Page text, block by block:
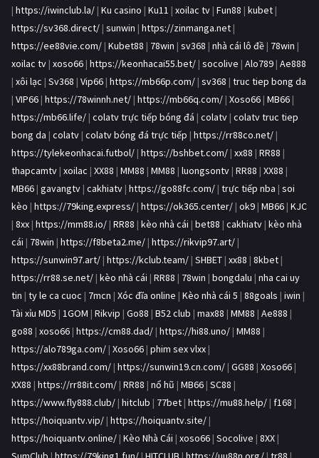
| https://iwinclub.la/ | Ku casino | Ku11 | xoilac tv | Fun88 | kubet |
https://sv368.direct/ | sunwin | https://zinmanga.net |
https://ee88vie.com/ | Kubet88 | 78win | sv368 | nhà cái lô đề | 78win |
xoilac tv | xoso66 | https://keonhacai55.bet/ | socolive | Alo789 | Ae888
| xôi lạc | Sv368 | Vip66 | https://mb66p.com/ | sv368 | truc tiep bong da
| VIP66 | https://78winnh.net/ | https://mb66q.com/ | Xoso66 | MB66 |
https://mb66.life/ | colatv trực tiếp bóng đá | colatv | colatv truc tiep
bong da | colatv | colatv bóng đá trực tiếp | https://rr88co.net/ |
https://tylekeonhacai.futbol/ | https://bshbet.com/ | xx88 | RR88 |
thapcamtv | xoilac | XX88 | MM88 | MM88 | luongsontv | RR88 | XX88 |
MB66 | gavangtv | cakhiatv | https://go88fc.com/ | trực tiếp nba | soi
kèo | https://79king.express/ | https://ok365.center/ | ok9 | MB66 | KJC
| 8xx | https://mm88.io/ | RR88 | kèo nhà cái | bet88 | cakhiatv | kèo nhà
cái | 78win | https://f8beta2.me/ | https://rikvip97.art/ |
https://sunwin97.art/ | https://kclub.team/ | SHBET | xx88 | 8kbet |
https://rr88.se.net/ | kèo nhà cái | RR88 | 78win | bongdalu | nha cai uy
tin | ty le ca cuoc | 7mcn | Xóc đĩa online | Kèo nhà cái 5 | 88goals | iwin |
Tài xỉu MD5 | 1GOM | Rikvip | Go88 | B52 club | max88 | MM88 | Ae888 |
go88 | xoso66 | https://cm88.dad/ | https://hi88.uno/ | MM88 |
https://alo789ga.com/ | Xoso66 | phim sex vlxx |
https://xx88brand.com/ | https://sunwin19.cn.com/ | GG88 | Xoso66 |
XX88 | https://rr88it.com/ | RR88 | nổ hũ | MB66 | SC88 |
https://www.fly888.club/ | hitclub | 77bet | https://mu88.help/ | f168 |
https://hoiquantv.vip/ | https://hoiquantv.site/ |
https://hoiquantv.online/ | Kèo Nhà Cái | xoso66 | Socolive | 8XX |